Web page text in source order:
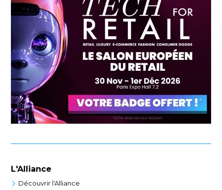
L'Alliance
Découvrir l'Alliance